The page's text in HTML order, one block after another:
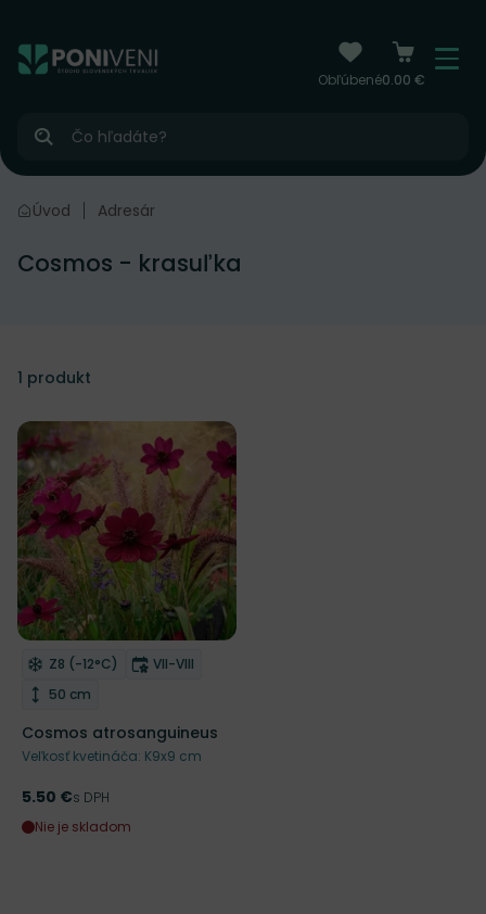
Obľúbené0.00 €
Menu
Hľadať
Úvod Adresár
Cosmos - krasuľka
1 produkt
NOVINKA
Odober do zoznamu želaní
Mrazuvzdornosť
Z8 (-12°C) Doba kvitnutia
VII-VIII
Výška rastliny
50 cm
Cosmos atrosanguineus
Veľkosť kvetináča: K9x9 cm
Cena
5.50 €s DPH
Nie je skladom